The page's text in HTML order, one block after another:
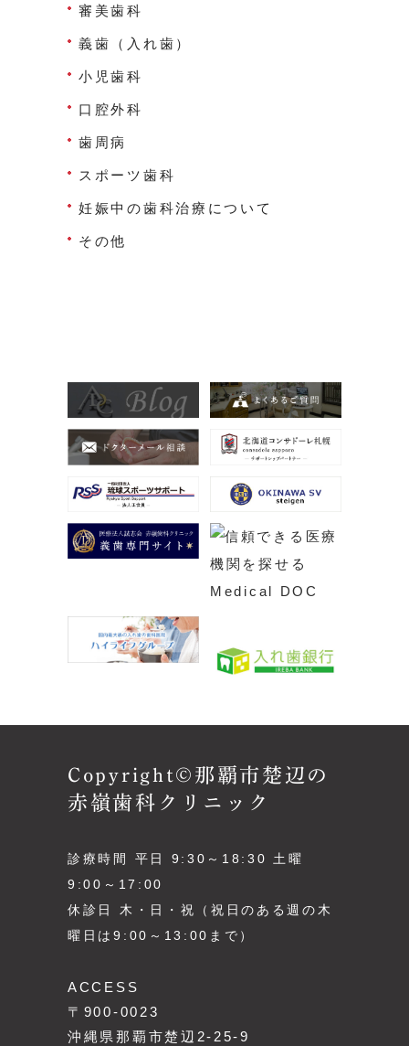
審美歯科
義歯（入れ歯）
小児歯科
口腔外科
歯周病
スポーツ歯科
妊娠中の歯科治療について
その他
Copyright©那覇市楚辺の
赤嶺歯科クリニック
診療時間 平日 9:30～18:30 土曜
9:00～17:00
休診日 木・日・祝（祝日のある週の木
曜日は9:00～13:00まで）
ACCESS
〒900-0023
沖縄県那覇市楚辺2-25-9